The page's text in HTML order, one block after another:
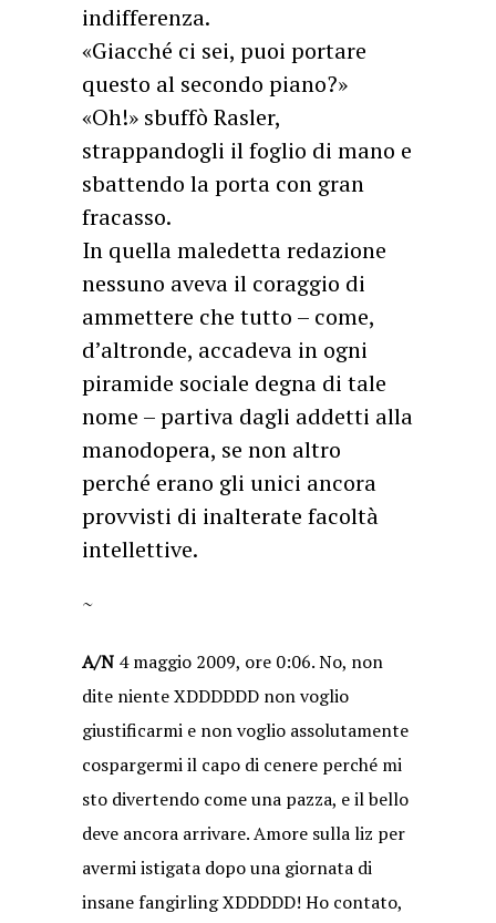
indifferenza.
«Giacché ci sei, puoi portare
questo al secondo piano?»
«Oh!» sbuffò Rasler,
strappandogli il foglio di mano e
sbattendo la porta con gran
fracasso.
In quella maledetta redazione
nessuno aveva il coraggio di
ammettere che tutto – come,
d’altronde, accadeva in ogni
piramide sociale degna di tale
nome – partiva dagli addetti alla
manodopera, se non altro
perché erano gli unici ancora
provvisti di inalterate facoltà
intellettive.
~
A/N 4 maggio 2009, ore 0:06. No, non
dite niente XDDDDDD non voglio
giustificarmi e non voglio assolutamente
cospargermi il capo di cenere perché mi
sto divertendo come una pazza, e il bello
deve ancora arrivare. Amore sulla liz per
avermi istigata dopo una giornata di
insane fangirling XDDDDD! Ho contato,